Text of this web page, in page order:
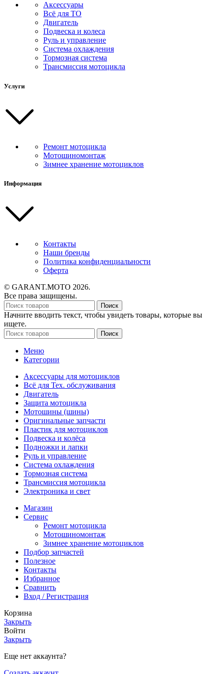
Аксессуары
Всё для ТО
Двигатель
Подвеска и колеса
Руль и управление
Система охлаждения
Тормозная система
Трансмиссия мотоцикла
Услуги
Ремонт мотоцикла
Мотошиномонтаж
Зимнее хранение мотоциклов
Информация
Контакты
Наши бренды
Политика конфиденциальности
Оферта
© GARANT.MOTO 2026.
Все права защищены.
Поиск
Начните вводить текст, чтобы увидеть товары, которые вы
ищете.
Поиск
Меню
Категории
Аксессуары для мотоциклов
Всё для Тех. обслуживания
Двигатель
Защита мотоцикла
Мотошины (шины)
Оригинальные запчасти
Пластик для мотоциклов
Подвеска и колёса
Подножки и лапки
Руль и управление
Система охлаждения
Тормозная система
Трансмиссия мотоцикла
Электроника и свет
Магазин
Сервис
Ремонт мотоцикла
Мотошиномонтаж
Зимнее хранение мотоциклов
Подбор запчастей
Полезное
Контакты
Избранное
Сравнить
Вход / Регистрация
Корзина
Закрыть
Войти
Закрыть
Еще нет аккаунта?